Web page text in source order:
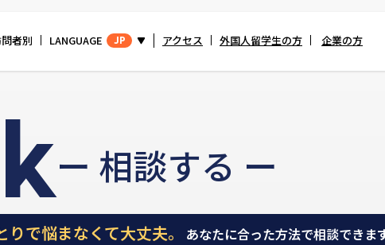
者別 LANGUAGE JP アクセス 外国人留学生の方 企業の方
ー 相談する ー
りで悩まなくて大丈夫。 あなたに合った方法で相談できま